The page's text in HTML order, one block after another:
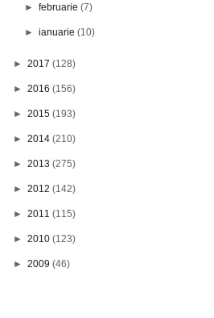
►februarie(7)
►ianuarie(10)
► 2017 (128)
► 2016 (156)
► 2015 (193)
► 2014 (210)
► 2013 (275)
► 2012 (142)
► 2011 (115)
► 2010 (123)
► 2009 (46)